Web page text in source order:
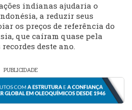
indianas ajudaria o
a reduzir seus
os preços de referência do
que caíram quase pela
deste ano.
PUBLICIDADE